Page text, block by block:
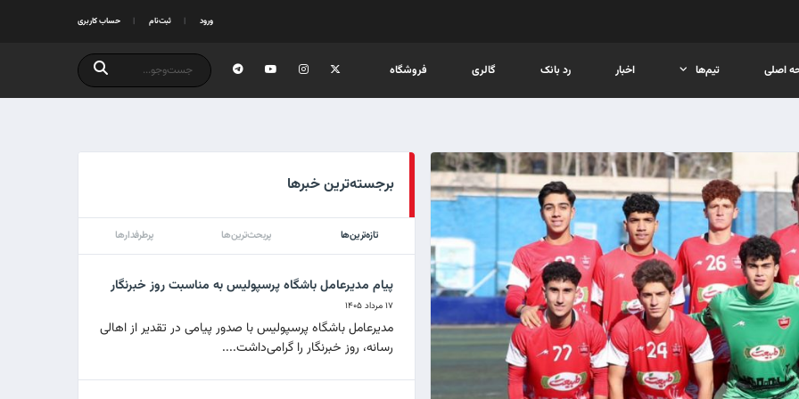
ورود ثبت‌نام حساب کاربری
اصلی تیم‌ها اخبار رد بانک گالری فروشگاه
برجسته‌ترین خبرها
تازه‌ترین‌ها پربحث‌ترین‌ها پرطرفدارها
پیام مدیرعامل باشگاه پرسپولیس به مناسبت روز خبرنگار
۱۷ مرداد ۱۴۰۵
مدیرعامل باشگاه پرسپولیس با صدور پیامی در تقدیر از اهالی
رسانه، روز خبرنگار را گرامی‌داشت....